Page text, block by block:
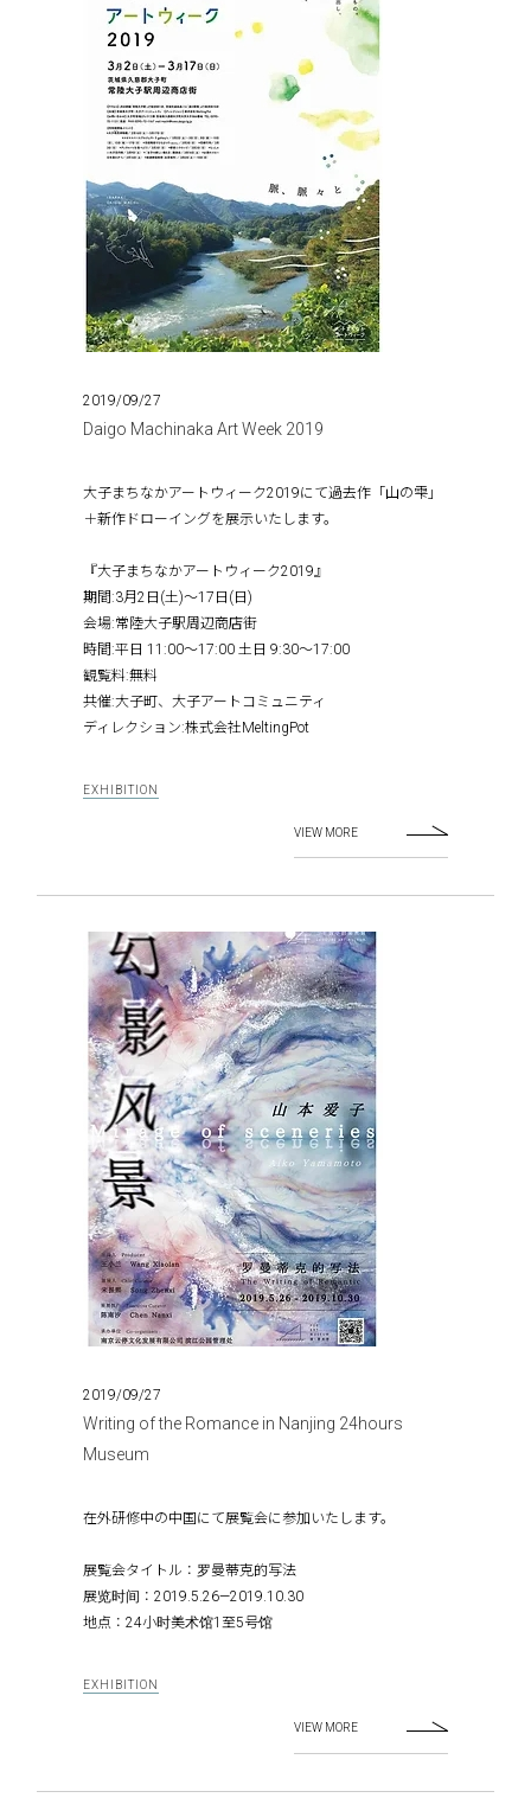
2019/09/27
Daigo Machinaka Art Week 2019
大子まちなかアートウィーク2019にて過去作「山の雫」
＋新作ドローイングを展示いたします。
『大子まちなかアートウィーク2019』
期間:3月2日(土)〜17日(日)
会場:常陸大子駅周辺商店街
時間:平日 11:00〜17:00 土日 9:30〜17:00
観覧料:無料
共催:大子町、大子アートコミュニティ
ディレクション:株式会社MeltingPot
EXHIBITION
VIEW MORE
2019/09/27
Writing of the Romance in Nanjing 24hours
Museum
在外研修中の中国にて展覧会に参加いたします。
展覧会タイトル：罗曼蒂克的写法
展览时间：2019.5.26—2019.10.30
地点：24小时美术馆1至5号馆
EXHIBITION
VIEW MORE